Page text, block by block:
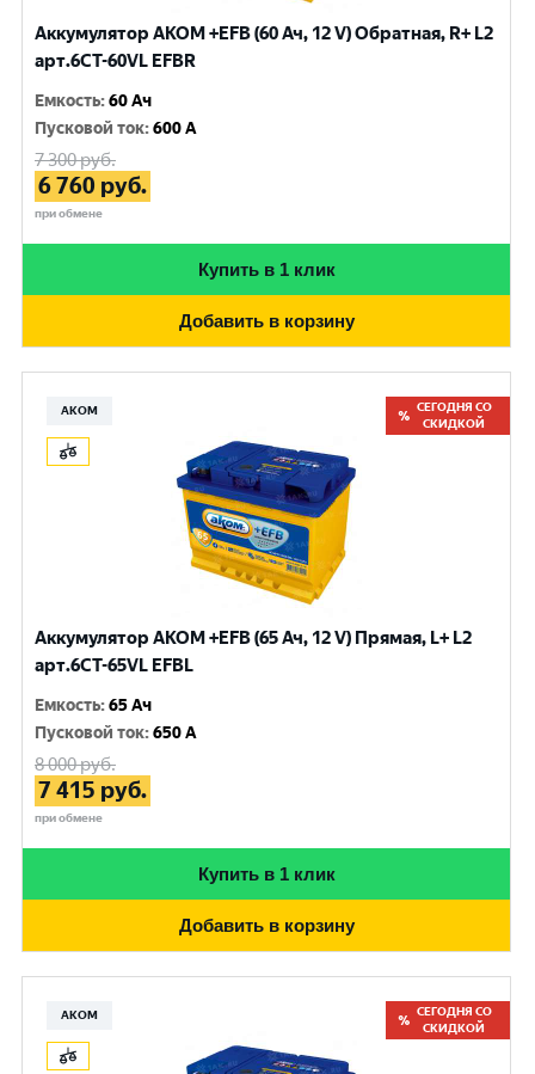
Аккумулятор AKOM +EFB (60 Ач, 12 V) Обратная, R+ L2
арт.6CТ-60VL EFBR
Емкость:60 Ач
Пусковой ток:600 A
7 300руб.
6 760 руб.
при обмене
Купить в 1 клик
Добавить в корзину
АКОМ
СЕГОДНЯ СО
СКИДКОЙ
Аккумулятор AKOM +EFB (65 Ач, 12 V) Прямая, L+ L2
арт.6СТ-65VL EFBL
Емкость:65 Ач
Пусковой ток:650 A
8 000руб.
7 415 руб.
при обмене
Купить в 1 клик
Добавить в корзину
АКОМ
СЕГОДНЯ СО
СКИДКОЙ